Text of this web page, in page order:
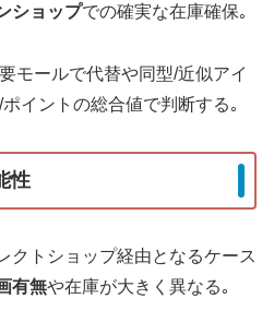
ショップでの確実な在庫確保｡
モールで代替や同型/近似アイ
イントの総合値で判断する｡
性
クトショップ経由となるケース
有無や在庫が大きく異なる｡